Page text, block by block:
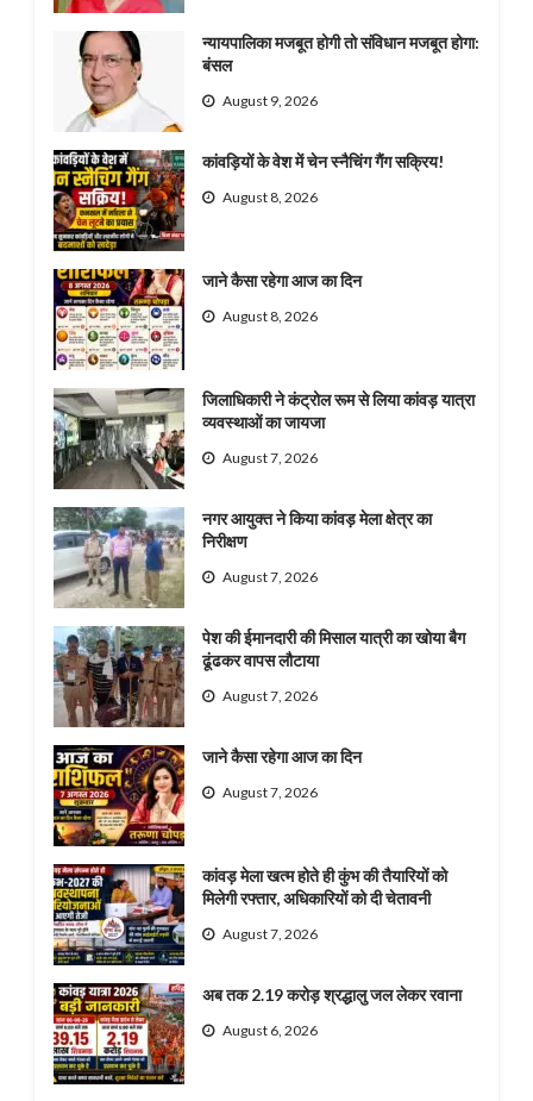
न्यायपालिका मजबूत होगी तो संविधान मजबूत होगा:
बंसल
August 9, 2026
कांवड़ियों के वेश में चेन स्नैचिंग गैंग सक्रिय!
August 8, 2026
जाने कैसा रहेगा आज का दिन
August 8, 2026
जिलाधिकारी ने कंट्रोल रूम से लिया कांवड़ यात्रा
व्यवस्थाओं का जायजा
August 7, 2026
नगर आयुक्त ने किया कांवड़ मेला क्षेत्र का
निरीक्षण
August 7, 2026
पेश की ईमानदारी की मिसाल यात्री का खोया बैग
ढूंढकर वापस लौटाया
August 7, 2026
जाने कैसा रहेगा आज का दिन
August 7, 2026
कांवड़ मेला खत्म होते ही कुंभ की तैयारियों को
मिलेगी रफ्तार, अधिकारियों को दी चेतावनी
August 7, 2026
अब तक 2.19 करोड़ श्रद्धालु जल लेकर रवाना
August 6, 2026